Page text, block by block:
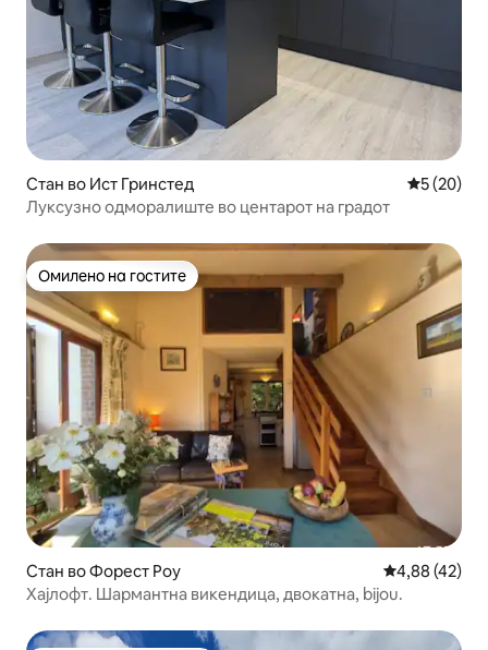
Стан во Ист Гринстед Просечна
5 (20)
Луксузно одморалиште во центарот на градот
Омилено на гостите
Омилено на гостите
Стан во Форест Роу Просечна
4,88 (42)
Хајлофт. Шармантна викендица, двокатна, bijou.